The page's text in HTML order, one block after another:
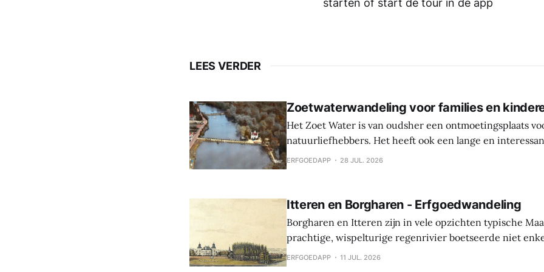
starten of start de tour in de app
LEES VERDER
Zoetwaterwandeling voor families en
Het Zoet Water is van oudsher een ontmoetingsplaats
natuurliefhebbers. Het heeft ook een lange en
Hier werden sporen gevonden van bewoning en
ERFGOEDAPP 28 JUL. 2026
Itteren en Borgharen - Erfgoedwandeling
Borgharen en Itteren zijn in vele opzichten typische
prachtige, wispelturige regenrivier boetseerde niet
landschap, maar gaf ook mee vorm aan de levens van de
ERFGOEDAPP 11 JUL. 2026